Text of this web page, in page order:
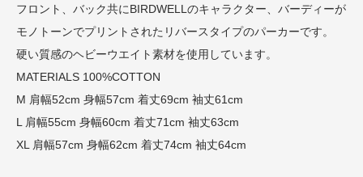
フロント、バック共にBIRDWELLのキャラクター、バーディーが
モノトーンでプリントされたリバースタイプのパーカーです。
硬い質感のヘビーウエイト素材を使用しています。
MATERIALS 100%COTTON
M 肩幅52cm 身幅57cm 着丈69cm 袖丈61cm
L 肩幅55cm 身幅60cm 着丈71cm 袖丈63cm
XL 肩幅57cm 身幅62cm 着丈74cm 袖丈64cm